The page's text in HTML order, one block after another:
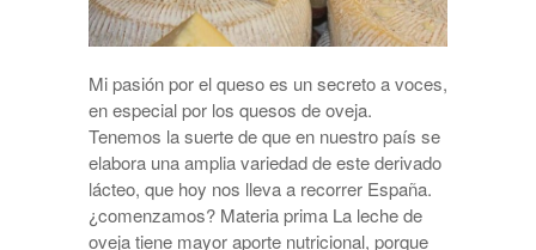
Mi pasión por el queso es un secreto a voces,
en especial por los quesos de oveja.
Tenemos la suerte de que en nuestro país se
elabora una amplia variedad de este derivado
lácteo, que hoy nos lleva a recorrer España.
¿comenzamos? Materia prima La leche de
oveja tiene mayor aporte nutricional, porque